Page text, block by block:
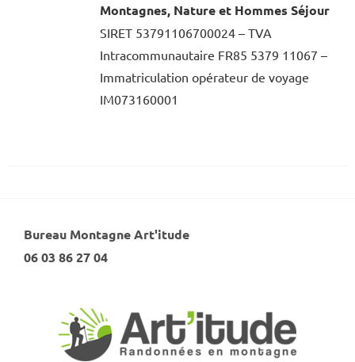
Montagnes, Nature et Hommes Séjour
SIRET 53791106700024 – TVA
Intracommunautaire FR85 5379 11067 –
Immatriculation opérateur de voyage
IM073160001
Bureau Montagne Art'itude
06 03 86 27 04